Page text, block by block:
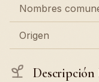
Nombres
Origen
Descripción